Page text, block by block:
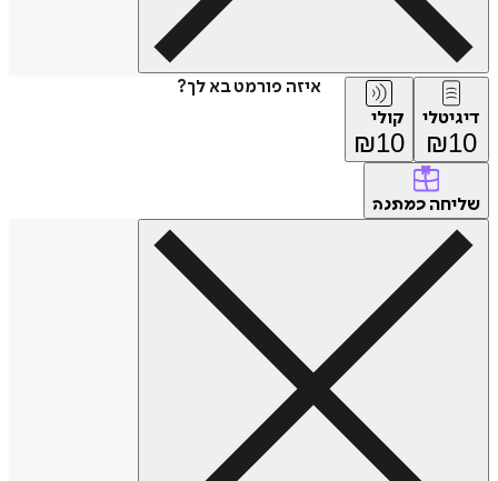
איזה פורמט בא לך?
דיגיטלי
₪10
קולי
₪10
שליחה כמתנה